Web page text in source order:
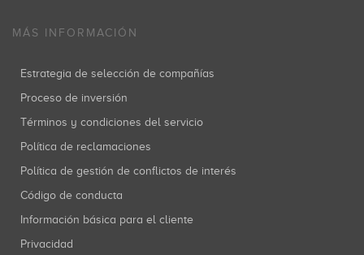
MÁS INFORMACIÓN
Estrategia de selección de compañías
Proceso de inversión
Términos y condiciones del servicio
Política de reclamaciones
Política de gestión de conflictos de interés
Código de conducta
Información básica para el cliente
Privacidad